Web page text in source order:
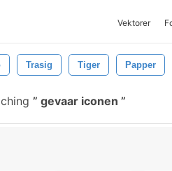
Vektorer
Trasig Tiger Papper
gevaar iconen